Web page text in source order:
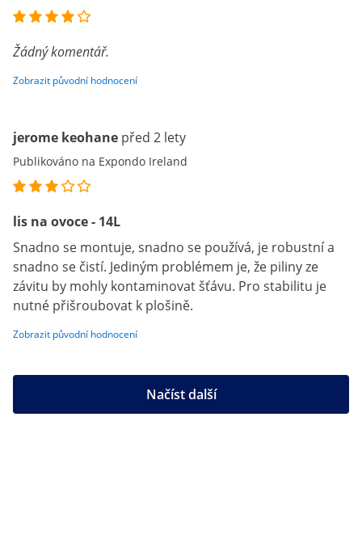
Žádný komentář.
Zobrazit původní hodnocení
jerome keohane před 2 lety
Publikováno na Expondo Ireland
lis na ovoce - 14L
Snadno se montuje, snadno se používá, je robustní a
snadno se čistí. Jediným problémem je, že piliny ze
závitu by mohly kontaminovat šťávu. Pro stabilitu je
nutné přišroubovat k plošině.
Zobrazit původní hodnocení
Načíst další